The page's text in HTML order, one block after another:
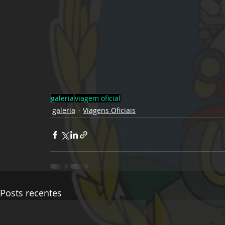
galeriaviagem oficial
galeria
Viagens Oficiais
Posts recentes